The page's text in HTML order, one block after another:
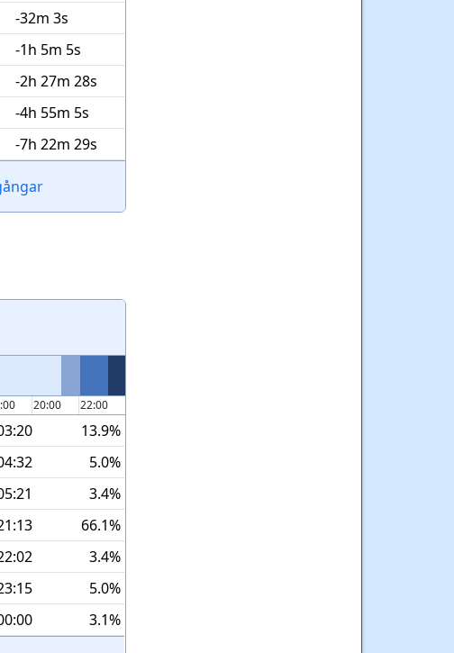
-32m 3s
-1h 5m 5s
-2h 27m 28s
-4h 55m 5s
-7h 22m 29s
20:00 22:00
13.9%
5.0%
3.4%
66.1%
3.4%
5.0%
3.1%